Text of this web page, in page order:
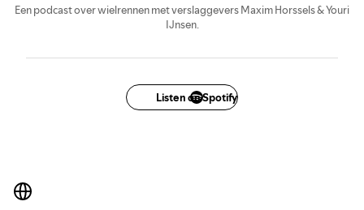
Een podcast over wielrennen met verslaggevers Maxim Horssels & Youri
IJnsen.
Listen on Spotify